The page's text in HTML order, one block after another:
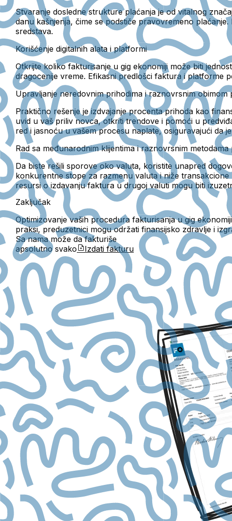
Stvaranje dosledne strukture plaćanja je od vitalnog
danu kašnjenja, čime se podstiče pravovremeno
sredstava.
Korišćenje digitalnih alata i platformi
Otkrijte koliko fakturisanje u gig ekonomiji može biti
dragocenije vreme. Efikasni predlošci faktura i platforme
Upravljanje neredovnim prihodima i raznovrsnim obimom
Praktično rešenje je izdvajanje procenta prihoda kao
uvid u vaš priliv novca, otkriti trendove i pomoći u
red i jasnoću u vašem procesu naplate, osiguravajući da
Rad sa međunarodnim klijentima i raznovrsnim metodama
Da biste rešili sporove oko valuta, koristite unapred
konkurentne stope za razmenu valuta i niže
resursi o izdavanju faktura u drugoj valuti mogu biti
Zaključak
Optimizovanje vaših procedura fakturisanja u gig
praksi, preduzetnici mogu održati finansijsko zdravlje i
Sa nama može da fakturiše
apsolutno svako
Izdati fakturu